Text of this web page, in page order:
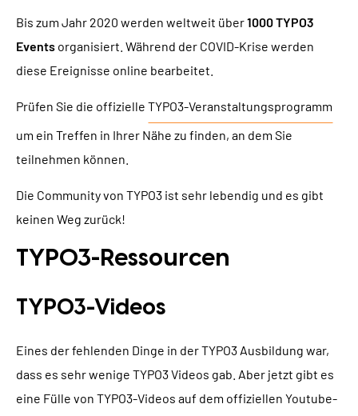
Bis zum Jahr 2020 werden weltweit über1000 TYPO3
Events organisiert. Während der COVID-Krise werden
diese Ereignisse online bearbeitet.
Prüfen Sie die offizielle TYPO3-Veranstaltungsprogramm
um ein Treffen in Ihrer Nähe zu finden, an dem Sie
teilnehmen können.
Die Community von TYPO3 ist sehr lebendig und es gibt
keinen Weg zurück!
TYPO3-Ressourcen
TYPO3-Videos
Eines der fehlenden Dinge in der TYPO3 Ausbildung war,
dass es sehr wenige TYPO3 Videos gab. Aber jetzt gibt es
eine Fülle von TYPO3-Videos auf dem offiziellen Youtube-